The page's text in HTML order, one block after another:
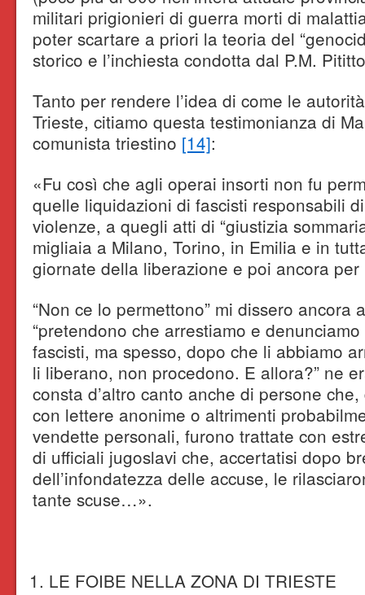
militari prigionieri di guerra morti di
poter scartare a priori la teoria del
storico e l’inchiesta condotta dal P.M.
Tanto per rendere l’idea di come le
Trieste, citiamo questa testimonianza di
comunista triestino [14]:
«Fu così che agli operai insorti non fu
quelle liquidazioni di fascisti responsabili
violenze, a quegli atti di “giustizia
migliaia a Milano, Torino, in Emilia e in
giornate della liberazione e poi ancora
“Non ce lo permettono” mi dissero ancora
“pretendono che arrestiamo e
fascisti, ma spesso, dopo che li abbiamo
li liberano, non procedono. E allora?” ne
consta d’altro canto anche di persone
con lettere anonime o altrimenti
vendette personali, furono trattate con
di ufficiali jugoslavi che, accertatisi dopo
dell’infondatezza delle accuse, le
tante scuse…».
LE FOIBE NELLA ZONA DI TRIESTE